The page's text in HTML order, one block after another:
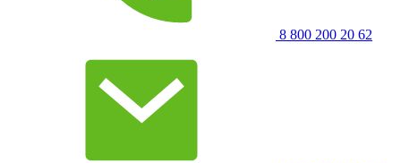
8 800 200 20 62